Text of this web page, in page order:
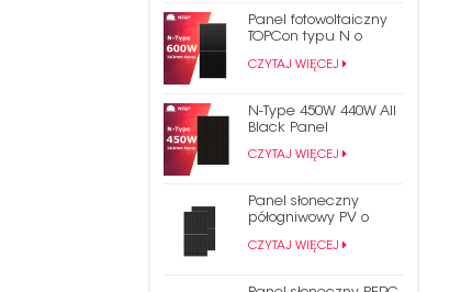
Panel fotowoltaiczny
TOPCon typu N o
CZYTAJ WIĘCEJ
N-Type 450W 440W All
Black Panel
CZYTAJ WIĘCEJ
Panel słoneczny
półogniwowy PV o
bb Mono Perc 182 mm
CZYTAJ WIĘCEJ